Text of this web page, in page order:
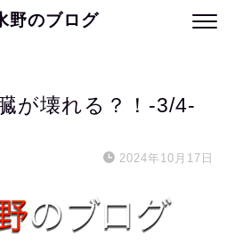
野のブログ
が壊れる？！-3/4-
2024年10月17日